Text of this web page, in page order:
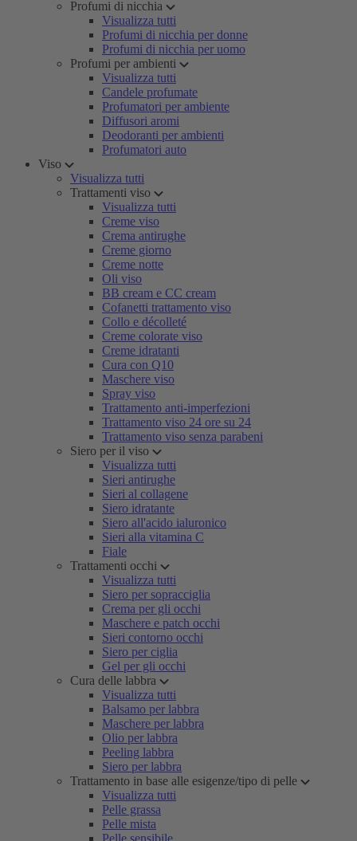
Profumi di nicchia
Visualizza tutti
Profumi di nicchia per donne
Profumi di nicchia per uomo
Profumi per ambienti
Visualizza tutti
Candele profumate
Profumatori per ambiente
Diffusori aromi
Deodoranti per ambienti
Profumatori auto
Viso
Visualizza tutti
Trattamenti viso
Visualizza tutti
Creme viso
Crema antirughe
Creme giorno
Creme notte
Oli viso
BB cream e CC cream
Cofanetti trattamento viso
Collo e décolleté
Creme colorate viso
Creme idratanti
Cura con Q10
Maschere viso
Spray viso
Trattamento anti-imperfezioni
Trattamento viso 24 ore su 24
Trattamento viso senza parabeni
Siero per il viso
Visualizza tutti
Sieri antirughe
Sieri al collagene
Siero idratante
Siero all'acido ialuronico
Sieri alla vitamina C
Fiale
Trattamenti occhi
Visualizza tutti
Siero per sopracciglia
Crema per gli occhi
Maschere e patch occhi
Sieri contorno occhi
Siero per ciglia
Gel per gli occhi
Cura delle labbra
Visualizza tutti
Balsamo per labbra
Maschere per labbra
Olio per labbra
Peeling labbra
Siero per labbra
Trattamento in base alle esigenze/tipo di pelle
Visualizza tutti
Pelle grassa
Pelle mista
Pelle sensibile